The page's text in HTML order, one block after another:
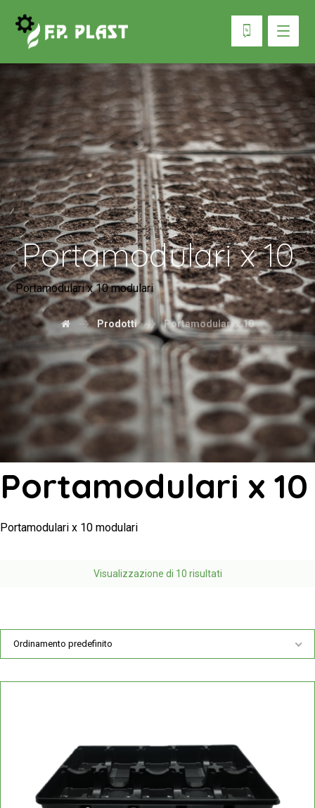
Portamodulari x 10
Portamodulari x 10 modulari
Prodotti Portamodulari x 10
Portamodulari x 10
Portamodulari x 10 modulari
Visualizzazione di 10 risultati
Ordinamento predefinito